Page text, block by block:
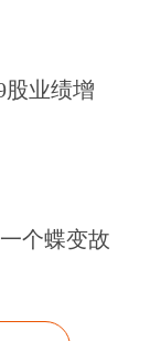
公司金融
构如宁银
以来发行
“基本发
消金则首
股业绩增
个蝶变故